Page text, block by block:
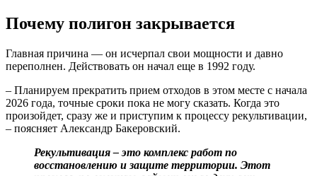
Почему полигон закрывается
Главная причина — он исчерпал свои мощности и давно
переполнен. Действовать он начал еще в 1992 году.
– Планируем прекратить прием отходов в этом месте с начала
2026 года, точные сроки пока не могу сказать. Когда это
произойдет, сразу же и приступим к процессу рекультивации,
– поясняет Александр Бакеровский.
Рекультивация – это комплекс работ по
восстановлению и защите территории. Этот